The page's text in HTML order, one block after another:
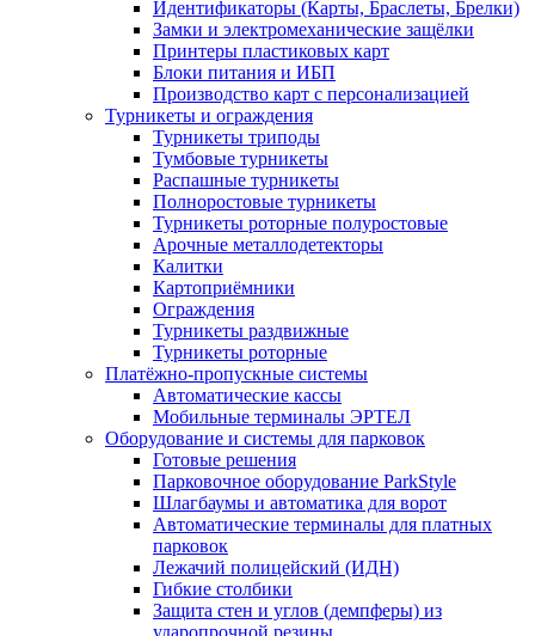
Идентификаторы (Карты, Браслеты, Брелки)
Замки и электромеханические защёлки
Принтеры пластиковых карт
Блоки питания и ИБП
Производство карт с персонализацией
Турникеты и ограждения
Турникеты триподы
Тумбовые турникеты
Распашные турникеты
Полноростовые турникеты
Турникеты роторные полуростовые
Арочные металлодетекторы
Калитки
Картоприёмники
Ограждения
Турникеты раздвижные
Турникеты роторные
Платёжно-пропускные системы
Автоматические кассы
Мобильные терминалы ЭРТЕЛ
Оборудование и системы для парковок
Готовые решения
Парковочное оборудование ParkStyle
Шлагбаумы и автоматика для ворот
Автоматические терминалы для платных
парковок
Лежачий полицейский (ИДН)
Гибкие столбики
Защита стен и углов (демпферы) из
ударопрочной резины